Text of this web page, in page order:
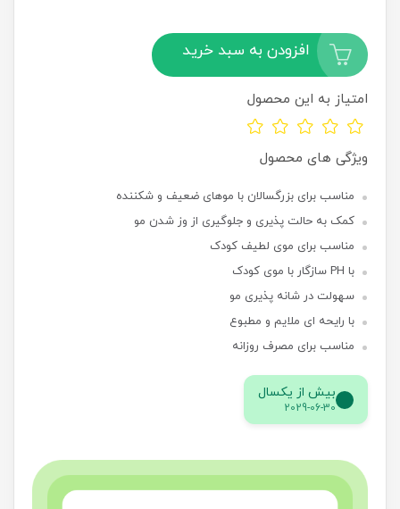
افزودن به سبد خرید
امتیاز به این محصول
ویژگی های محصول
مناسب برای بزرگسالان با موهای ضعیف و شکننده
کمک به حالت پذیری و جلوگیری از وز شدن مو
مناسب برای موی لطیف کودک
با PH سازگار با موی کودک
سهولت در شانه پذیری مو
با رایحه ای ملایم و مطبوع
مناسب برای مصرف روزانه
بیش از یکسال
2029-06-30